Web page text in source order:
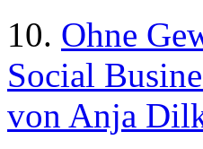
10. Ohne
Social
von Anja